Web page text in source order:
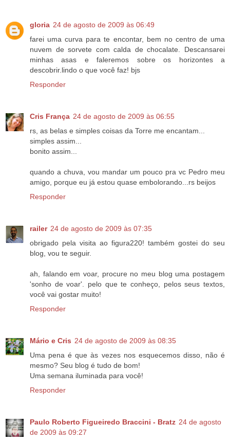
gloria 24 de agosto de 2009 às 06:49
farei uma curva para te encontar, bem no centro de uma
nuvem de sorvete com calda de chocalate. Descansarei
minhas asas e faleremos sobre os horizontes a
descobrir.lindo o que você faz! bjs
Responder
Cris França 24 de agosto de 2009 às 06:55
rs, as belas e simples coisas da Torre me encantam...
simples assim...
bonito assim...
quando a chuva, vou mandar um pouco pra vc Pedro meu
amigo, porque eu já estou quase embolorando...rs beijos
Responder
railer 24 de agosto de 2009 às 07:35
obrigado pela visita ao figura220! também gostei do seu
blog, vou te seguir.
ah, falando em voar, procure no meu blog uma postagem
'sonho de voar'. pelo que te conheço, pelos seus textos,
você vai gostar muito!
Responder
Mário e Cris 24 de agosto de 2009 às 08:35
Uma pena é que às vezes nos esquecemos disso, não é
mesmo? Seu blog é tudo de bom!
Uma semana iluminada para você!
Responder
Paulo Roberto Figueiredo Braccini - Bratz 24 de agosto
de 2009 às 09:27